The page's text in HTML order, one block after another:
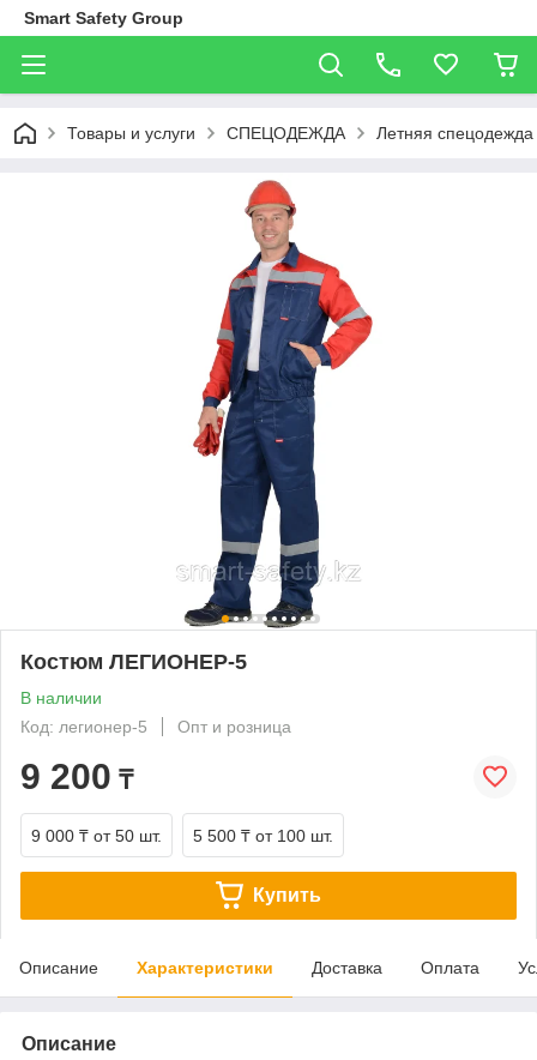
Smart Safety Group
Товары и услуги СПЕЦОДЕЖДА Летняя спецодежда
Костюм ЛЕГИОНЕР-5
В наличии
Код: легионер-5
Опт и розница
9 200 ₸
9 000 ₸ от 50 шт. 5 500 ₸ от 100 шт.
Купить
Описание Характеристики Доставка Оплата
Описание